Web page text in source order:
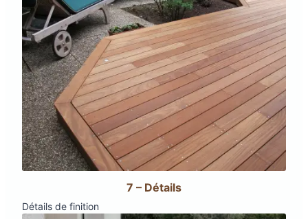
7 – Détails
Détails de finition